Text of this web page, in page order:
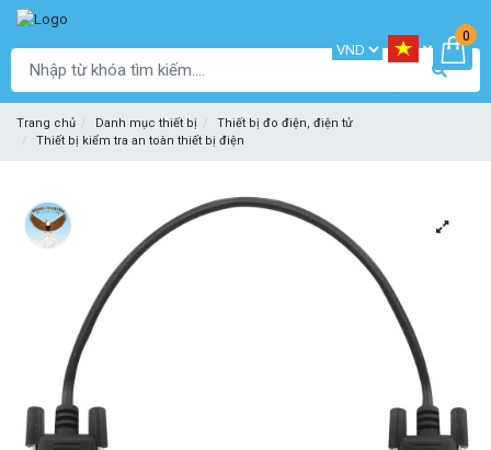
0
Trang chủ Danh mục thiết bị
Thiết bị đo điện, điện tử
Thiết bị kiểm tra an toàn thiết bị điện